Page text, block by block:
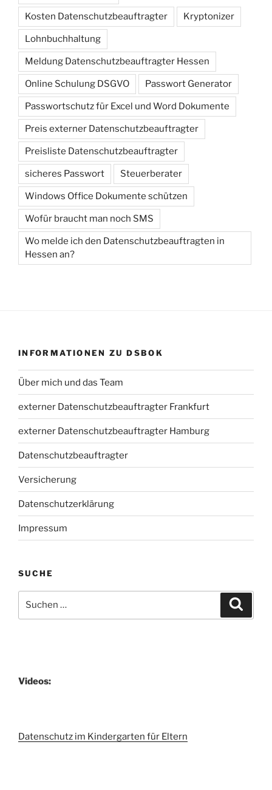
Kosten Datenschutzbeauftragter Kryptonizer
Lohnbuchhaltung
Meldung Datenschutzbeauftragter Hessen
Online Schulung DSGVO Passwort Generator
Passwortschutz für Excel und Word Dokumente
Preis externer Datenschutzbeauftragter
Preisliste Datenschutzbeauftragter
sicheres Passwort Steuerberater
Windows Office Dokumente schützen
Wofür braucht man noch SMS
Wo melde ich den Datenschutzbeauftragten in
Hessen an?
INFORMATIONEN ZU DSBOK
Über mich und das Team
externer Datenschutzbeauftragter Frankfurt
externer Datenschutzbeauftragter Hamburg
Datenschutzbeauftragter
Versicherung
Datenschutzerklärung
Impressum
SUCHE
nach:
Videos:
Datenschutz im Kindergarten für Eltern